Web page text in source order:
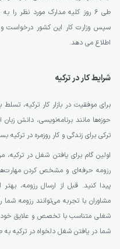
طی 6 روز کلیه مدارک مورد نظر
سپس وزارت کار این کشور درخواست و
اطلاع می دهد.
شرایط کار در ترکیه
برای موفقیت در بازار کار ترکیه،
حوزه‌ها مانند برنامه‌نویسی، دانش
ترکی برای زندگی و کار روزمره در ترکیه
اولین گام برای یافتن شغل در ترکیه،
رزومه حرفه‌ای و مشخص کردن
پیدا کنید. قبل از ارسال رزومه،
مشاوران با تجربه می‌توانند رزومه
شغلی متناسب با تخصص و علایق خود
شما در یافتن شغل دلخواه در ترکیه